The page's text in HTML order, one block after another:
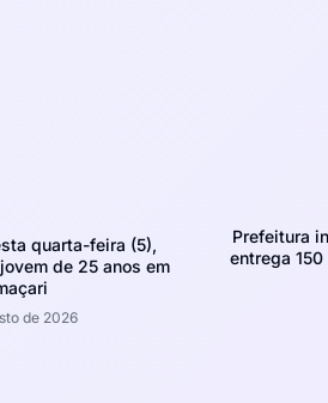
quarta-feira (5),
de 25 anos em
de 2026
Prefeitura
entrega